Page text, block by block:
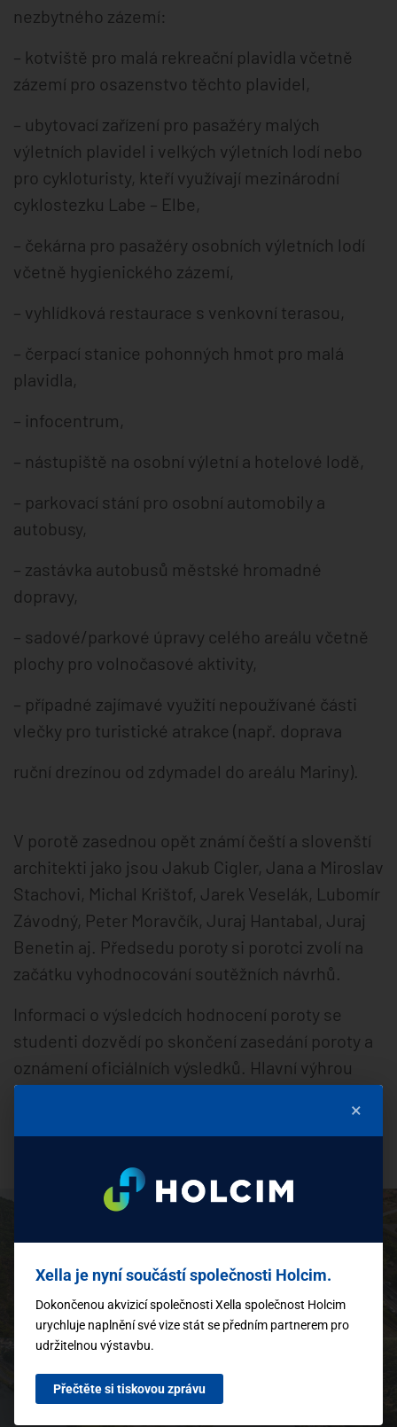
nezbytného zázemí:
– kotviště pro malá rekreační plavidla včetně
zázemí pro osazenstvo těchto plavidel,
– ubytovací zařízení pro pasažéry malých
výletních plavidel i velkých výletních lodí nebo
pro cykloturisty, kteří využívají mezinárodní
cyklostezku Labe – Elbe,
– čekárna pro pasažéry osobních výletních lodí
včetně hygienického zázemí,
– vyhlídková restaurace s venkovní terasou,
– čerpací stanice pohonných hmot pro malá
plavidla,
– infocentrum,
– nástupiště na osobní výletní a hotelové lodě,
– parkovací stání pro osobní automobily a
autobusy,
– zastávka autobusů městské hromadné
dopravy,
– sadové/parkové úpravy celého areálu včetně
plochy pro volnočasové aktivity,
– případné zajímavé využití nepoužívané části
vlečky pro turistické atrakce (např. doprava
ruční drezínou od zdymadel do areálu Mariny).
V porotě zasednou opět známí čeští a slovenští
architekti jako jsou Jakub Cigler, Jana a Miroslav
Stachovi, Michal Krištof, Jarek Veselák, Lubomír
Závodný, Peter Moravčík, Juraj Hantabal, Juraj
Benetin aj. Předsedu poroty si porotci zvolí na
začátku vyhodnocování soutěžních návrhů.
Informaci o výsledcích hodnocení poroty se
studenti dozvědí po skončení zasedání poroty a
oznámení oficiálních výsledků. Hlavní výhrou
může student získat odměnu ve výši 4000 €, za
×
Xella je nyní součástí společnosti Holcim.
Dokončenou akvizicí společnosti Xella společnost Holcim
urychluje naplnění své vize stát se předním partnerem pro
udržitelnou výstavbu.
Přečtěte si tiskovou zprávu